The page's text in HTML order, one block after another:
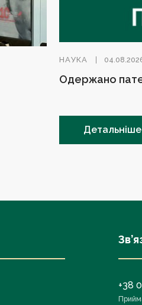
НАУКА
Одержано
Детальніше
+38